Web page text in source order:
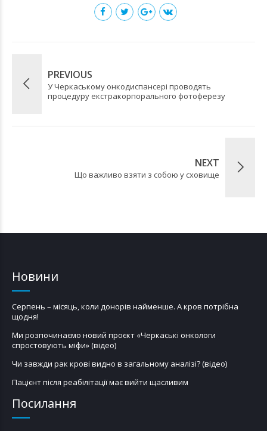
PREVIOUS
У Черкаському онкодиспансері проводять
процедуру екстракорпорального фотоферезу
NEXT
Що важливо взяти з собою у сховище
Новини
Серпень – місяць, коли донорів найменше. А кров потрібна
щодня!
Ми розпочинаємо новий проєкт «Черкаські онкологи
спростовують міфи» (відео)
Чи завжди рак крові видно в загальному аналізі? (відео)
Пацієнт після реабілітації має вийти щасливим
Посилання